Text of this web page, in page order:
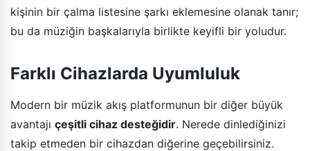
kişinin bir çalma listesine şarkı eklemesine olanak tanır;
bu da müziğin başkalarıyla birlikte keyifli bir yoludur.
Farklı Cihazlarda Uyumluluk
Modern bir müzik akış platformunun bir diğer büyük
avantajı çeşitli cihaz desteğidir. Nerede dinlediğinizi
takip etmeden bir cihazdan diğerine geçebilirsiniz.